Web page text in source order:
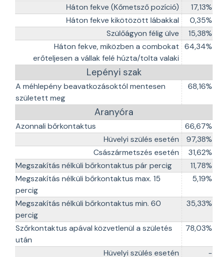
Háton fekve (Kőmetsző pozíció)
17,13%
Háton fekve kikötözött lábakkal
0,35%
Szülőágyon félig ülve
15,38%
Háton fekve, miközben a combokat
erőteljesen a vállak felé húzta/tolta valaki
64,34%
Lepényi szak
A méhlepény beavatkozásoktól mentesen
született meg
68,16%
Aranyóra
Azonnali bőrkontaktus
66,67%
Hüvelyi szülés esetén
97,38%
Császármetszés esetén
31,62%
Megszakítás nélküli bőrkontaktus pár percig
11,78%
Megszakítás nélküli bőrkontaktus max. 15
percig
5,19%
Megszakítás nélküli bőrkontaktus min. 60
percig
35,33%
Szőrkontaktus apával közvetlenül a születés
után
78,03%
Hüvelyi szülés esetén -